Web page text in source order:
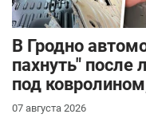
В Гродно
пахнуть" после
под
07 августа 2026